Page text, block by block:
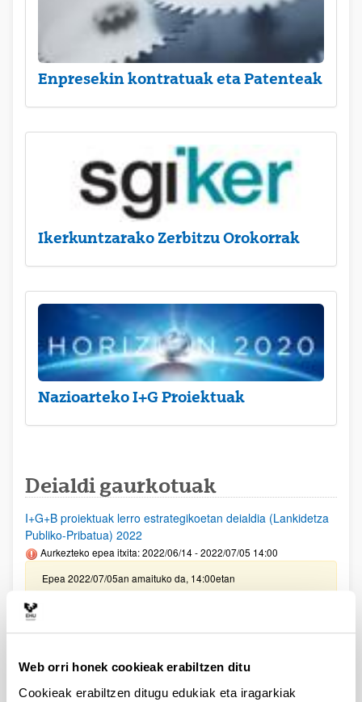
Web orri honek cookieak erabiltzen ditu
Cookieak erabiltzen ditugu edukiak eta iragarkiak
Enpresekin kontratuak eta Patenteak
Ikerkuntzarako Zerbitzu Orokorrak
Nazioarteko I+G Proiektuak
Deialdi gaurkotuak
I+G+B proiektuak lerro estrategikoetan deialdia (Lankidetza
Publiko-Pribatua) 2022
Aurkezteko epea itxita: 2022/06/14 - 2022/07/05 14:00
Epea 2022/07/05an amaituko da, 14:00etan
PIFG21/47: “Sheep wool keratin based materials”
Aurkezteko epea itxita: 2022/05/18 - 2022/06/07 23:59
Beka emateko proposamena argitaratu da
PIFG21/44: “Ciencias de la Salud”